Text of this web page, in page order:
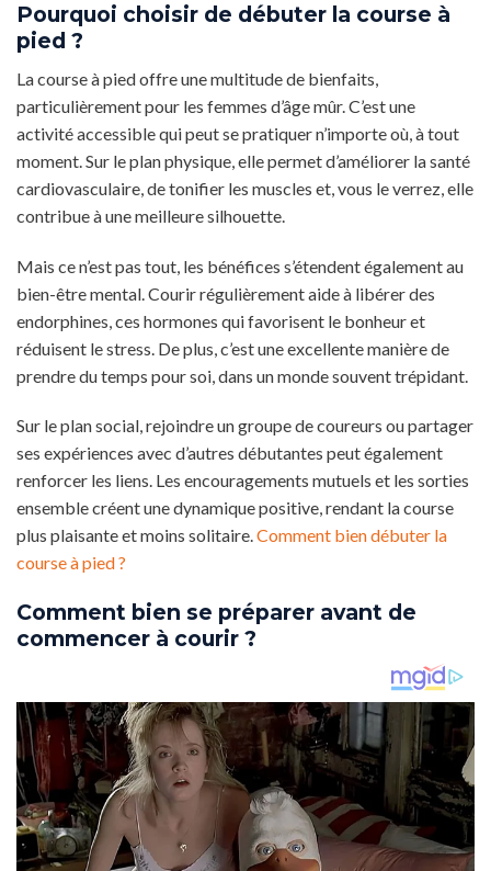
Pourquoi choisir de débuter la course à
pied ?
La course à pied offre une multitude de bienfaits,
particulièrement pour les femmes d’âge mûr. C’est une
activité accessible qui peut se pratiquer n’importe où, à tout
moment. Sur le plan physique, elle permet d’améliorer la santé
cardiovasculaire, de tonifier les muscles et, vous le verrez, elle
contribue à une meilleure silhouette.
Mais ce n’est pas tout, les bénéfices s’étendent également au
bien-être mental. Courir régulièrement aide à libérer des
endorphines, ces hormones qui favorisent le bonheur et
réduisent le stress. De plus, c’est une excellente manière de
prendre du temps pour soi, dans un monde souvent trépidant.
Sur le plan social, rejoindre un groupe de coureurs ou partager
ses expériences avec d’autres débutantes peut également
renforcer les liens. Les encouragements mutuels et les sorties
ensemble créent une dynamique positive, rendant la course
plus plaisante et moins solitaire.Comment bien débuter la
course à pied ?
Comment bien se préparer avant de
commencer à courir ?